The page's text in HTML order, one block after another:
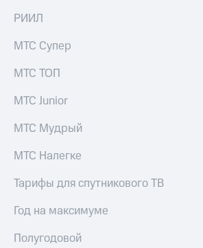
Умный
и
товары
РИИЛ
МТС Супер
МТС ТОП
МТС Junior
МТС Мудрый
МТС Налегке
Тарифы для спутникового ТВ
Год на максимуме
Полугодовой